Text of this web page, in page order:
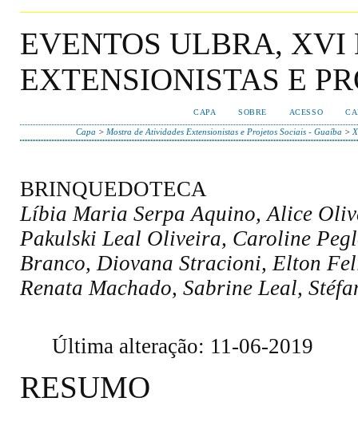
EVENTOS ULBRA, XVI
EXTENSIONISTAS E
CAPA SOBRE ACESSO
Capa > Mostra de Atividades Extensionistas e Projetos Sociais - Guaíba >
BRINQUEDOTECA
Líbia Maria Serpa Aquino, Alice
Pakulski Leal Oliveira, Caroline
Branco, Diovana Stracioni, Elton
Renata Machado, Sabrine Leal,
Última alteração: 11-06-2019
RESUMO